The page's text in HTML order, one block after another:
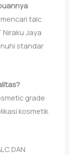
talc
Jaya
standar
grade
kosmetik
DAN